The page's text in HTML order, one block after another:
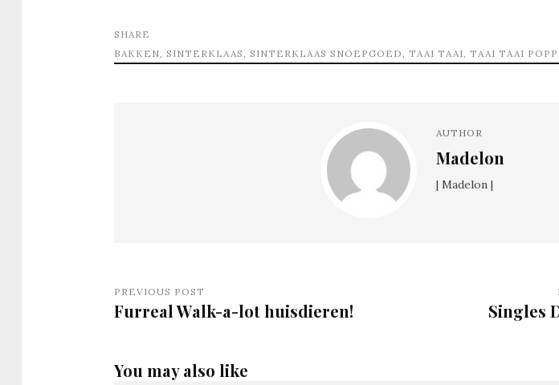
BAKKEN SINTERKLAAS SINTERKLAAS SNOEPGOED TAAI TAAI TAAI TAAI
SHARE
AUTHOR
Madelon
| Madelon |
PREVIOUS POST
Furreal Walk-a-lot huisdieren! Singles
You may also like